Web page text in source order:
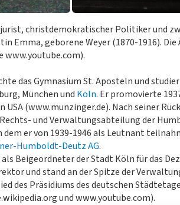
christdemokratischer Politiker und
Emma, geborene Weyer (1870-1916).
www.youtube.com).
das Gymnasium St. Aposteln und
München und Köln. Er promovierte
(www.munzinger.de). Nach seiner
und Verwaltungsabteilung der
er von 1939-1946 als Leutnant
Humboldt-Deutz AG.
Beigeordneter der Stadt Köln für das
und stand an der Spitze der
des Präsidiums des deutschen
und www.youtube.com).